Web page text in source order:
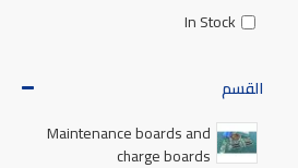
القسم
Maintenance boards and
charge boards
In Stock